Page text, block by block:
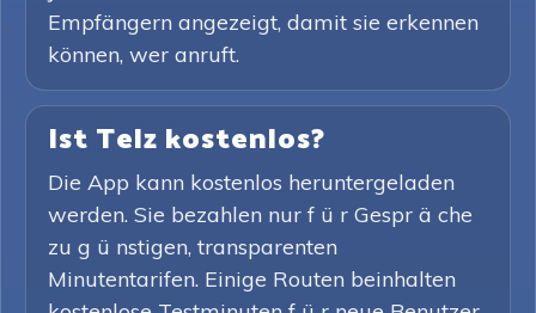
Empfängern angezeigt, damit sie erkennen
können, wer anruft.
Ist Telz kostenlos?
Die App kann kostenlos heruntergeladen
werden. Sie bezahlen nur f ü r Gespr ä che
zu g ü nstigen, transparenten
Minutentarifen. Einige Routen beinhalten